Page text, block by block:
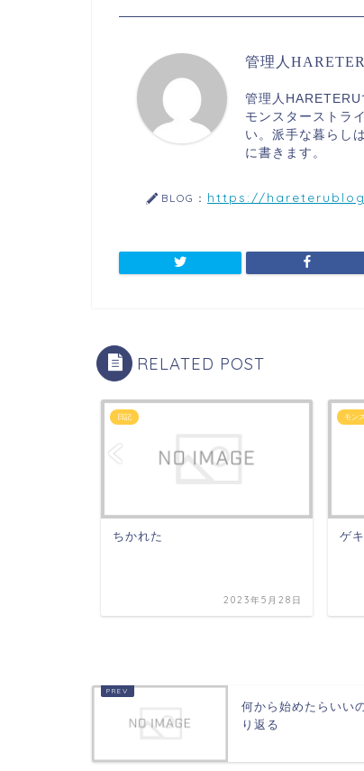
管理人
管理人HARETERU
モンスターストラ
い。派手な暮らし
に書きます。
BLOG： https://
RELATED POST
日記
ちかれた
2023年5月28日
モン
ゲ
何から始めたらいい
り返る